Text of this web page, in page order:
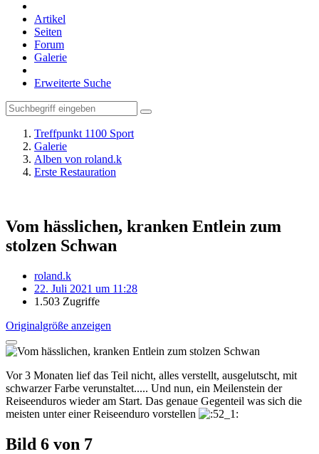
Artikel
Seiten
Forum
Galerie
Erweiterte Suche
Treffpunkt 1100 Sport
Galerie
Alben von roland.k
Erste Restauration
Vom hässlichen, kranken Entlein zum
stolzen Schwan
roland.k
22. Juli 2021 um 11:28
1.503 Zugriffe
Originalgröße anzeigen
Vor 3 Monaten lief das Teil nicht, alles verstellt, ausgelutscht, mit
schwarzer Farbe verunstaltet..... Und nun, ein Meilenstein der
Reiseenduros wieder am Start. Das genaue Gegenteil was sich die
meisten unter einer Reiseenduro vorstellen
Bild 6 von 7